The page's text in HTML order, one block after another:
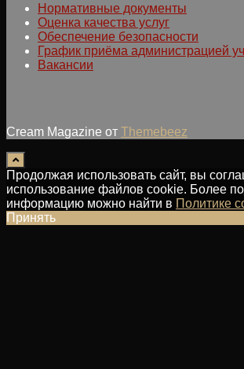
Нормативные документы
Оценка качества услуг
Обеспечение безопасности
График приёма администрацией
Вакансии
Cream Magazine от Themebeez
Продолжая использовать сайт, вы
использование файлов cookie. Более
информацию можно найти в Политике
Принять